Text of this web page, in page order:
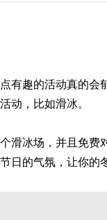
有趣的活动真的会
动，比如滑冰。
滑冰场，并且免费
日的气氛，让你的